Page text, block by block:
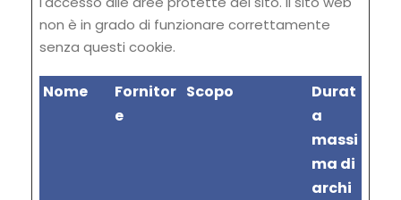
non è in grado di funzionare correttamente
senza questi cookie.
Nome
Fornitor
e
Scopo
Durat
a
massi
ma di
archi